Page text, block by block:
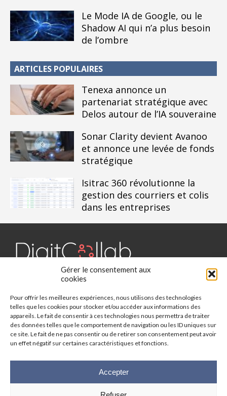
Gérer le consentement aux
cookies
Pour offrir les meilleures expériences, nous utilisons des technologies
telles que les cookies pour stocker et/ou accéder aux informations des
appareils. Le fait de consentir à ces technologies nous permettra de traiter
des données telles que le comportement de navigation ou les ID uniques sur
ce site. Le fait de ne pas consentir ou de retirer son consentement peut avoir
un effet négatif sur certaines caractéristiques et fonctions.
Accepter
Le Mode IA de Google, ou le
Shadow AI qui n’a plus besoin
de l’ombre
ARTICLES POPULAIRES
Tenexa annonce un
partenariat stratégique avec
Delos autour de l’IA souveraine
Sonar Clarity devient Avanoo
et annonce une levée de fonds
stratégique
Isitrac 360 révolutionne la
gestion des courriers et colis
dans les entreprises
Digit Collab est un média dédié aux outils collaboratifs, retrouvez
des études, des évènements, des livres blancs et les nominations
du secteur. Retrouvez toutes les informations sur les innovations
des outils collaboratifs.
Vous cherchez quelque chose ?